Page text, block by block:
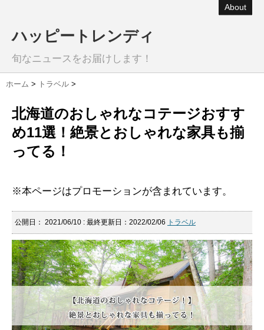
About
ハッピートレンディ
旬なニュースをお届けします！
ホーム > トラベル >
北海道のおしゃれなコテージおすす
め11選！絶景とおしゃれな家具も揃
ってる！
※本ページはプロモーションが含まれています。
公開日： 2021/06/10 : 最終更新日：2022/02/06 トラベル